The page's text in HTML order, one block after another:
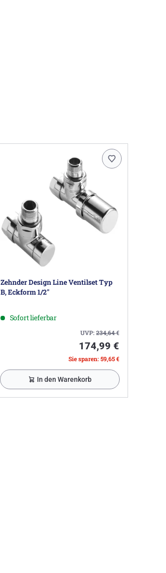
Zehnder Design Line Ventilset Typ
B, Eckform 1/2"
Sofort lieferbar
UVP:234,64€
174,99 €
Sie sparen: 59,65 €
In den Warenkorb